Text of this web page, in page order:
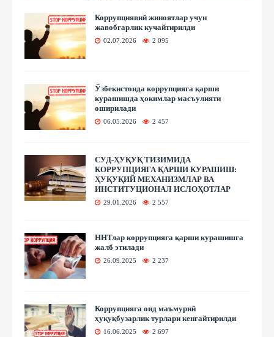
Коррупциявий жиноятлар учун
жавобгарлик кучайтирилди
02.07.2026 2 095
Ўзбекистонда коррупцияга қарши
курашишда ҳокимлар масъулияти
оширилади
06.05.2026 2 457
СУД-ҲУҚУҚ ТИЗИМИДА
КОРРУПЦИЯГА ҚАРШИ КУРАШИШ:
ҲУҚУҚИЙ МЕХАНИЗМЛАР ВА
ИНСТИТУЦИОНАЛ ИСЛОҲОТЛАР
29.01.2026 2 557
ННТлар коррупцияга қарши курашишга
жалб этилади
26.09.2025 2 237
Коррупцияга оид маъмурий
ҳуқуқбузарлик турлари кенгайтирилди
16.06.2025 2 697